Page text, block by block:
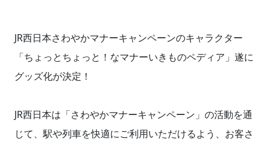
JR西日本さわやかマナーキャンペーンのキャラクター
「ちょっとちょっと！なマナーいきものペディア」遂に
グッズ化が決定！
JR西日本は「さわやかマナーキャンペーン」の活動を通
じて、駅や列車を快適にご利用いただけるよう、お客さ